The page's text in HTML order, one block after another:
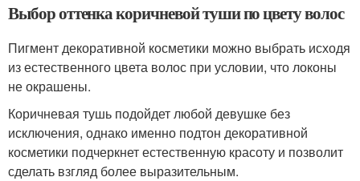
Выбор оттенка коричневой туши по цвету волос
Пигмент декоративной косметики можно выбрать исходя
из естественного цвета волос при условии, что локоны
не окрашены.
Коричневая тушь подойдет любой девушке без
исключения, однако именно подтон декоративной
косметики подчеркнет естественную красоту и позволит
сделать взгляд более выразительным.